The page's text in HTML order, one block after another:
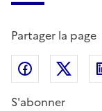
Partager la page
Partager
S'abonner